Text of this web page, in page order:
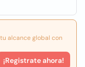
alcance global con
¡Registrate ahora!